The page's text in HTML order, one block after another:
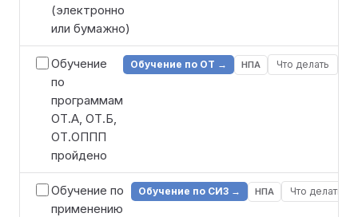
(электронно
или бумажно)
Обучение
по
программам
ОТ.А, ОТ.Б,
ОТ.ОППП
пройдено
Обучение по ОТ → НПА Что делать
Обучение по
применению
Обучение по СИЗ → НПА Что делать